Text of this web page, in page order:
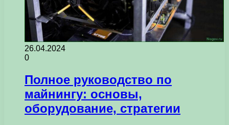
26.04.2024
0
Полное руководство по
майнингу: основы,
оборудование, стратегии